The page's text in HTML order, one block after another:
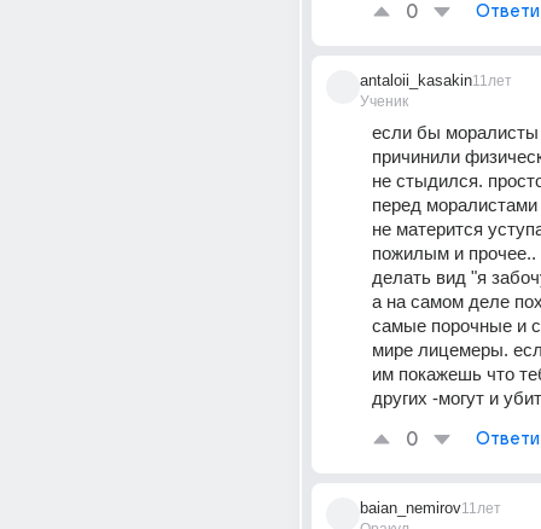
0
antaloii_kasakin
Ученик
11лет
если бы
причинили
не стыдился.
перед моралистами
не матерится
пожилым и прочее..
делать вид "я
а на самом деле
самые порочные и
мире лицемеры.
им покажешь что
других -могут и
0
baian_nemirov11лет